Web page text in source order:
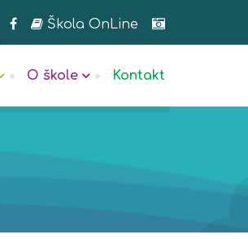
Škola OnLine
O škole Kontakt